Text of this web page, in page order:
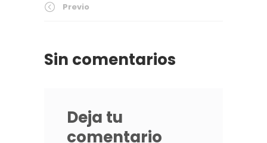
Previo
Sin comentarios
Deja tu
comentario